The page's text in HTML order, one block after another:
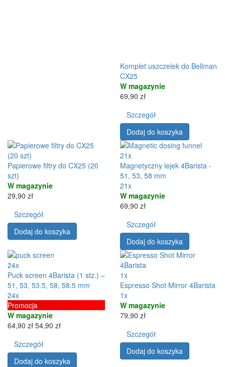
Komplet uszczelek do Bellman
CX25
W magazynie
69,90 zł
Szczegół
Dodaj do koszyka
Papierowe filtry do CX25 (20
szt)
W magazynie
29,90 zł
Szczegół
Dodaj do koszyka
21x
Magnetyczny lejek 4Barista -
51, 53, 58 mm
21x
W magazynie
69,90 zł
Szczegół
Dodaj do koszyka
24x
Puck screen 4Barista (1 stz.) –
51, 53, 53.5, 58, 58.5 mm
24x
Promocja
W magazynie
64,90 zł 54,90 zł
Szczegół
Dodaj do koszyka
1x
Espresso Shot Mirror 4Barista
1x
W magazynie
79,90 zł
Szczegół
Dodaj do koszyka